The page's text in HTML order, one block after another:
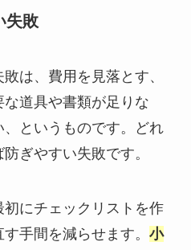
失敗
は、費用を見落とす、
道具や書類が足りな
というものです。どれ
ぎやすい失敗です。
にチェックリストを作
手間を減らせます。 小